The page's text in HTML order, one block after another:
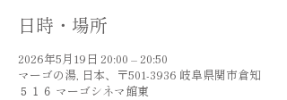
日時・場所
2026年5月19日 20:00 – 20:50
マーゴの湯, 日本、〒501-3936 岐阜県関市倉知
５１６ マーゴシネマ館東